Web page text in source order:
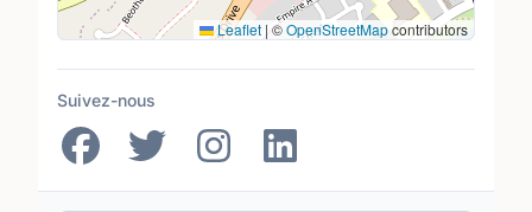
Leaflet | ©OpenStreetMapcontributors
Suivez-nous